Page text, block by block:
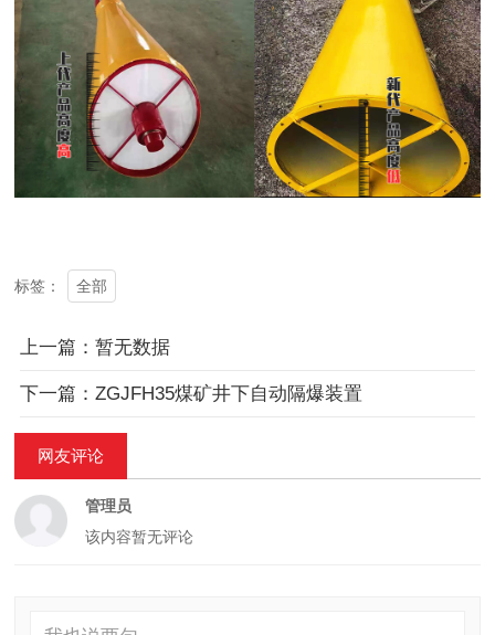
标签： 全部
上一篇：暂无数据
下一篇：ZGJFH35煤矿井下自动隔爆装置
网友评论
管理员
该内容暂无评论